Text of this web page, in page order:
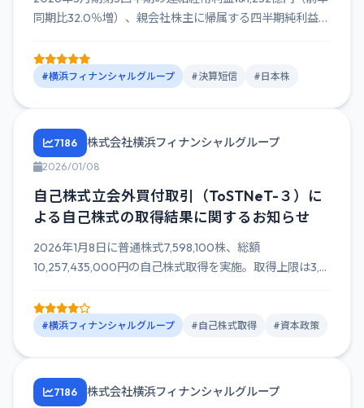
同期比32.0％増）、親会社株主に帰属する四半期純利益は
#横浜フィナンシャルグループ #決算短信 #日本株
7186 株式会社横浜フィナンシャルグループ
2026/01/08
自己株式立会外買付取引（ToSTNeT-３）に
よる自己株式の取得結果に関するお知らせ
2026年1月8日に普通株式7,598,100株、総額
10,257,435,000円の自己株式取得を実施。取得上限は3,...
#横浜フィナンシャルグループ #自己株式取得 #資本政策
7186 株式会社横浜フィナンシャルグループ